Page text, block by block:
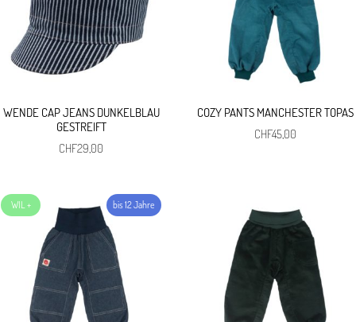
WENDE CAP JEANS DUNKELBLAU
GESTREIFT
CHF29,00
COZY PANTS MANCHESTER TOPAS
CHF45,00